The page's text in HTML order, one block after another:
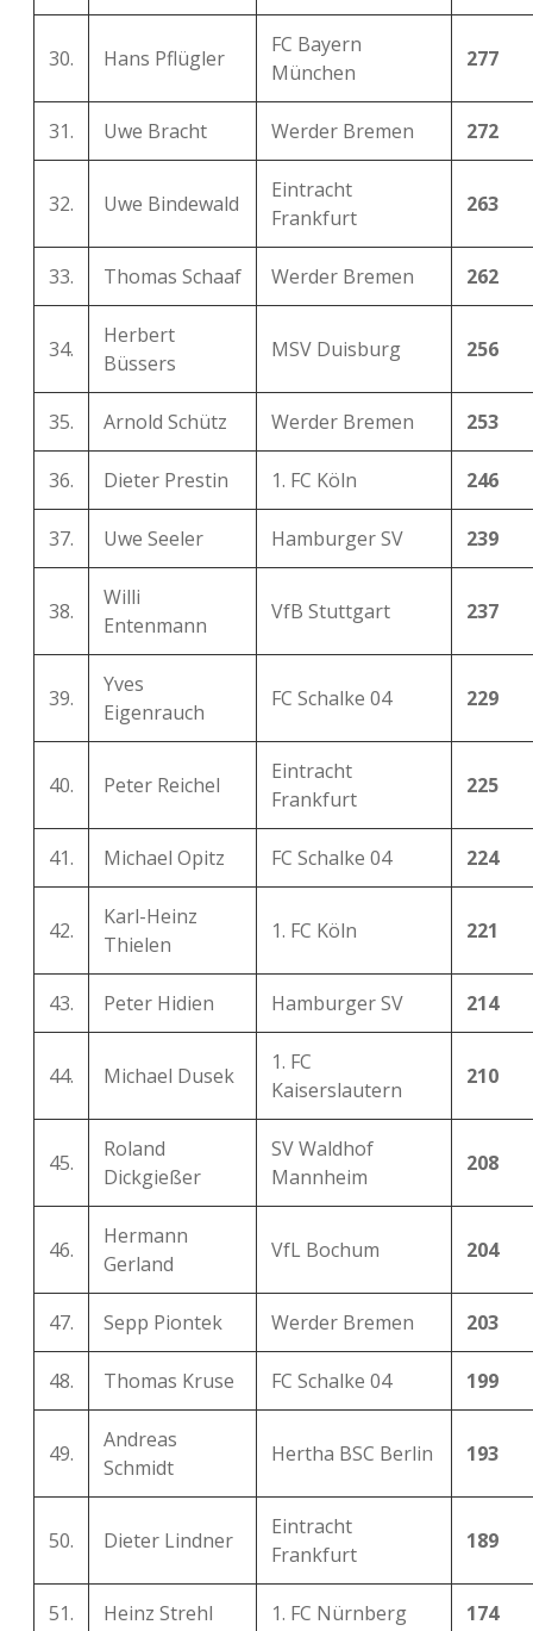
30. Hans Pflügler
FC Bayern
München
277
31. Uwe Bracht Werder Bremen 272
32. Uwe Bindewald
Eintracht
Frankfurt
263
33. Thomas Schaaf Werder Bremen 262
34.
Herbert
Büssers
MSV Duisburg 256
35. Arnold Schütz Werder Bremen 253
36. Dieter Prestin 1. FC Köln 246
37. Uwe Seeler Hamburger SV 239
38.
Willi
Entenmann
VfB Stuttgart 237
39.
Yves
Eigenrauch
FC Schalke 04 229
40. Peter Reichel
Eintracht
Frankfurt
225
41. Michael Opitz FC Schalke 04 224
42.
Karl-Heinz
Thielen
1. FC Köln 221
43. Peter Hidien Hamburger SV 214
44. Michael Dusek
1. FC
Kaiserslautern
210
45.
Roland
Dickgießer
SV Waldhof
Mannheim
208
46.
Hermann
Gerland
VfL Bochum 204
47. Sepp Piontek Werder Bremen 203
48. Thomas Kruse FC Schalke 04 199
49.
Andreas
Schmidt
Hertha BSC Berlin 193
50. Dieter Lindner
Eintracht
Frankfurt
189
51. Heinz Strehl 1. FC Nürnberg 174